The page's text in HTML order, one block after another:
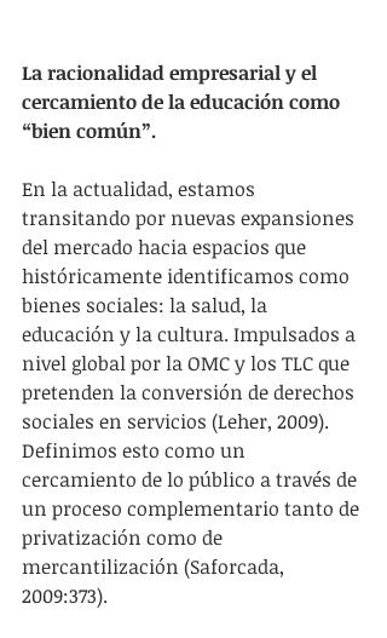
La racionalidad empresarial y el
cercamiento de la educación como
“bien común”.
En la actualidad, estamos
transitando por nuevas expansiones
del mercado hacia espacios que
históricamente identificamos como
bienes sociales: la salud, la
educación y la cultura. Impulsados a
nivel global por la OMC y los TLC que
pretenden la conversión de derechos
sociales en servicios (Leher, 2009).
Definimos esto como un
cercamiento de lo público a través de
un proceso complementario tanto de
privatización como de
mercantilización (Saforcada,
2009:373).